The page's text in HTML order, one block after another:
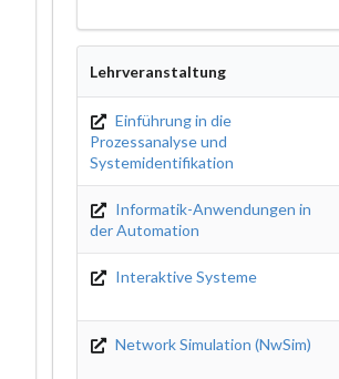
Lehrveranstaltung
Einführung in die
Prozessanalyse und
Systemidentifikation
Informatik-Anwendungen in
der Automation
Interaktive Systeme
Network Simulation (NwSim)